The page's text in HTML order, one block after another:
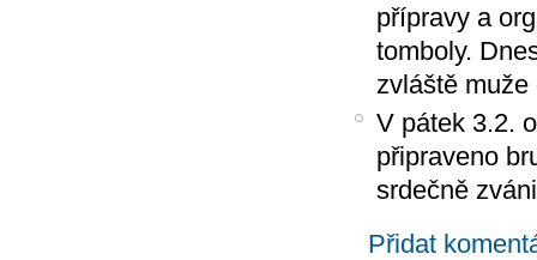
přípravy a
tomboly.
zvláště muže
V pátek 3.2.
připraveno
srdečně
Přidat